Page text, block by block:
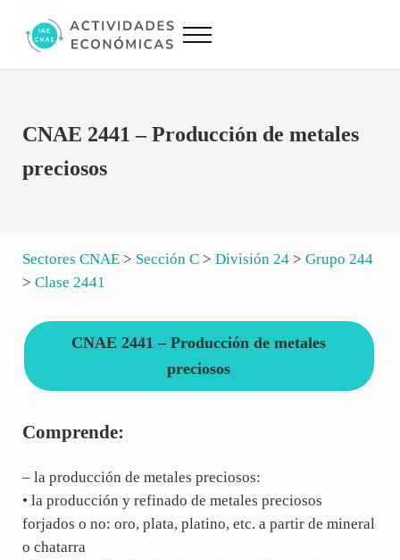
Actividades Económicas IAE CNAE
Menu
CNAE 2441 – Producción de metales
preciosos
Sectores CNAE> Sección C> División 24> Grupo 244
> Clase 2441
CNAE 2441 – Producción de metales
preciosos
Comprende:
– la producción de metales preciosos:
• la producción y refinado de metales preciosos
forjados o no: oro, plata, platino, etc. a partir de mineral
o chatarra